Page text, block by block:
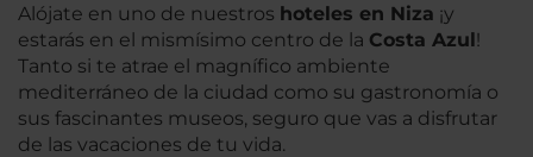
Alójate en uno de nuestros hoteles en Niza ¡y
estarás en el mismísimo centro de la Costa Azul!
Tanto si te atrae el magnífico ambiente
mediterráneo de la ciudad como su gastronomía o
sus fascinantes museos, seguro que vas a disfrutar
de las vacaciones de tu vida.